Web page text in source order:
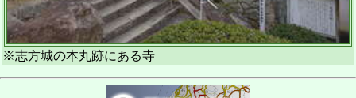
※志方城の本丸跡にある寺